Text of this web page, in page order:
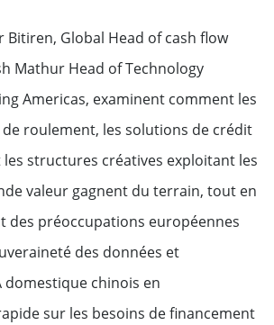
Bitiren, Global Head of cash flow
Mathur Head of Technology
Americas, examinent comment les
roulement, les solutions de crédit
structures créatives exploitant les
valeur gagnent du terrain, tout en
des préoccupations européennes
des données et
domestique chinois en
sur les besoins de financement